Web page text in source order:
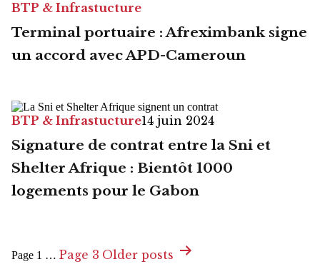
BTP & Infrastucture
Terminal portuaire : Afreximbank signe
un accord avec APD-Cameroun
BTP & Infrastucture14 juin 2024
Signature de contrat entre la Sni et
Shelter Afrique : Bientôt 1000
logements pour le Gabon
des
Page 1 … Page 3 Older posts